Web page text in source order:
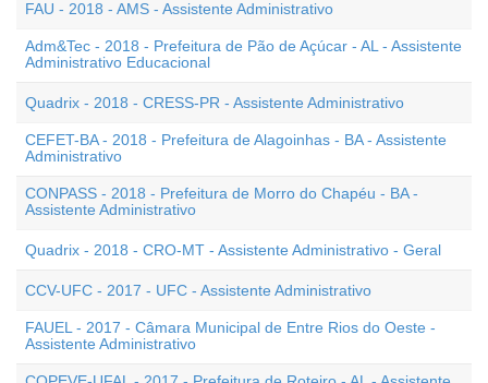
FAU - 2018 - AMS - Assistente Administrativo
Adm&Tec - 2018 - Prefeitura de Pão de Açúcar - AL - Assistente
Administrativo Educacional
Quadrix - 2018 - CRESS-PR - Assistente Administrativo
CEFET-BA - 2018 - Prefeitura de Alagoinhas - BA - Assistente
Administrativo
CONPASS - 2018 - Prefeitura de Morro do Chapéu - BA -
Assistente Administrativo
Quadrix - 2018 - CRO-MT - Assistente Administrativo - Geral
CCV-UFC - 2017 - UFC - Assistente Administrativo
FAUEL - 2017 - Câmara Municipal de Entre Rios do Oeste -
Assistente Administrativo